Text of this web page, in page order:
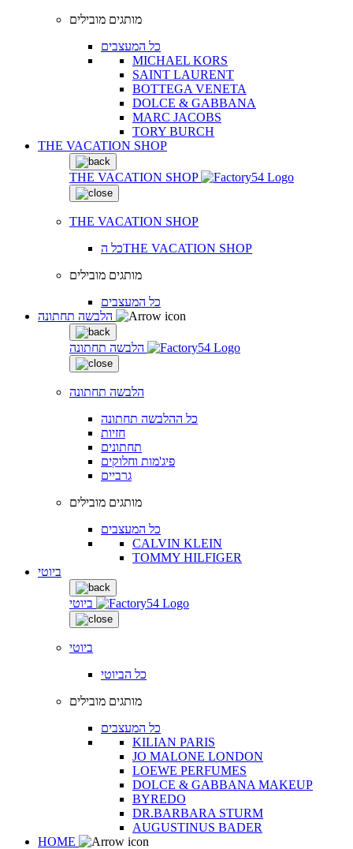
מותגים מובילים
כל המעצבים
MICHAEL KORS
SAINT LAURENT
BOTTEGA VENETA
DOLCE & GABBANA
MARC JACOBS
TORY BURCH
THE VACATION SHOP
THE VACATION SHOP
THE VACATION SHOP
כל הTHE VACATION SHOP
מותגים מובילים
כל המעצבים
הלבשה תחתונה
הלבשה תחתונה
כל ההלבשה תחתונה
חזיות
תחתונים
פיג'מות וחלוקים
גרביים
מותגים מובילים
כל המעצבים
CALVIN KLEIN
TOMMY HILFIGER
ביוטי
ביוטי
ביוטי
כל הביוטי
מותגים מובילים
כל המעצבים
KILIAN PARIS
JO MALONE LONDON
LOEWE PERFUMES
DOLCE & GABBANA MAKEUP
BYREDO
DR.BARBARA STURM
AUGUSTINUS BADER
HOME